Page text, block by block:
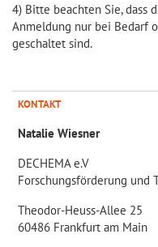
4) Bitte beachten Sie, dass
Anmeldung nur bei Bedarf
geschaltet sind.
KONTAKT
Natalie Wiesner
DECHEMA e.V
Forschungsförderung und
Theodor-Heuss-Allee 25
60486 Frankfurt am Main